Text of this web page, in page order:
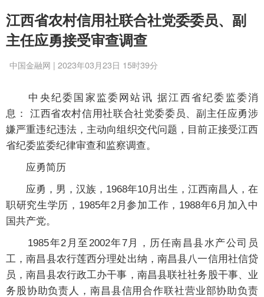
江西省农村信用社联合社党委委员、副
主任应勇接受审查调查
中国金融网 | 2023年03月23日 15时39分
中央纪委国家监委网站讯 据江西省纪委监委消
息： 江西省农村信用社联合社党委委员、副主任应勇涉
嫌严重违纪违法，主动向组织交代问题，目前正接受江西
省纪委监委纪律审查和监察调查。
应勇简历
应勇，男，汉族，1968年10月出生，江西南昌人，在
职研究生学历，1985年2月参加工作，1988年6月加入中
国共产党。
1985年2月至2002年7月，历任南昌县水产公司员
工，南昌县农行莲西分理处出纳，南昌县八一信用社信贷
员，南昌县农行政工办干事，南昌县联社社务股干事、业
务股协助负责人，南昌县信用合作联社营业部协助负责